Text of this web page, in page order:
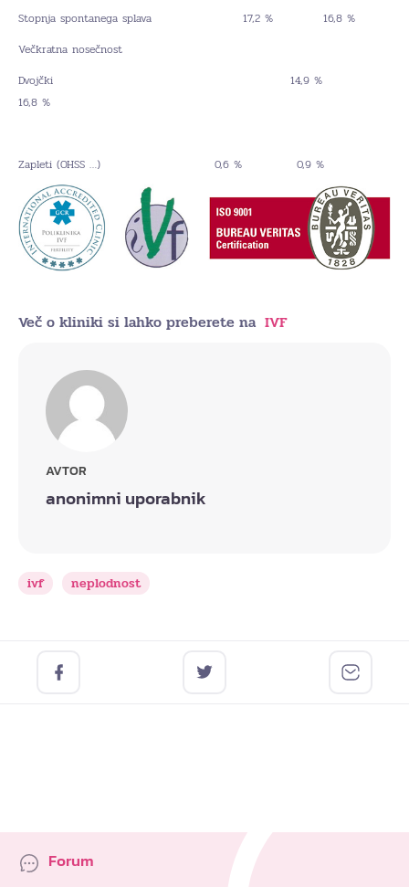
Stopnja spontanega splava 17,2 % 16,8 %
Večkratna nosečnost
Dvojčki 14,9 %
16,8 %
Zapleti (OHSS …) 0,6 % 0,9 %
Več o kliniki si lahko preberete na IVF
AVTOR
anonimni uporabnik
ivf neplodnost
Forum